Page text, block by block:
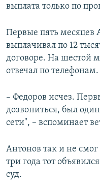
выплата только по
Первые пять месяцев
выплачивал по 12
договоре. На шестой
отвечал по телефонам.
– Федоров исчез.
дозвониться, был
сети", – вспоминает
Антонов так и не смог
три года тот
суд.